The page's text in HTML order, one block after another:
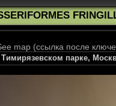
map (ссылка после
парке,